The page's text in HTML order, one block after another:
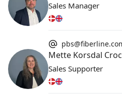
Sales Manager
Mette Korsdal
Sales Supporter